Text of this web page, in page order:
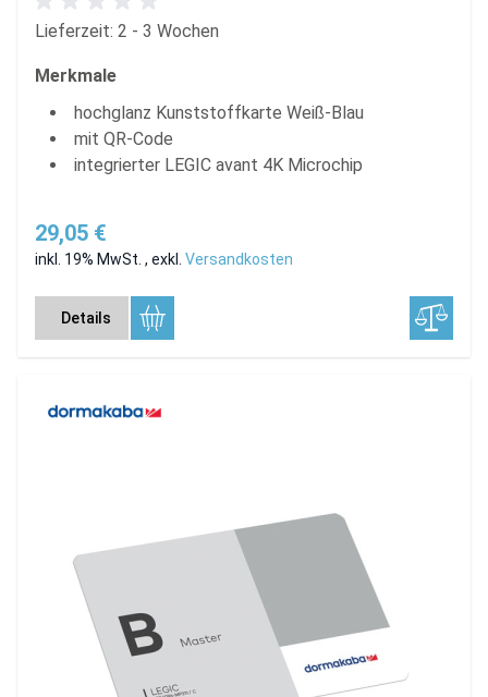
Lieferzeit: 2 - 3 Wochen
Merkmale
hochglanz Kunststoffkarte Weiß-Blau
mit QR-Code
integrierter LEGIC avant 4K Microchip
29,05 €
inkl. 19% MwSt. , exkl. Versandkosten
Details